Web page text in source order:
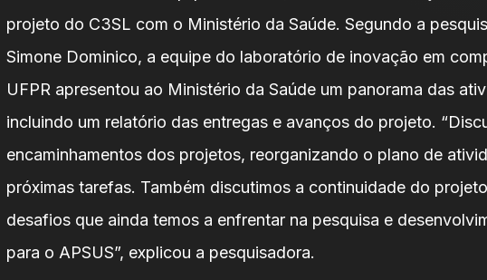
projeto do C3SL com o Ministério da Saúde. Segundo a
Simone Dominico, a equipe do laboratório de inovação em
UFPR apresentou ao Ministério da Saúde um panorama das
incluindo um relatório das entregas e avanços do projeto.
encaminhamentos dos projetos, reorganizando o plano de
próximas tarefas. Também discutimos a continuidade do
desafios que ainda temos a enfrentar na pesquisa e
para o APSUS”, explicou a pesquisadora.